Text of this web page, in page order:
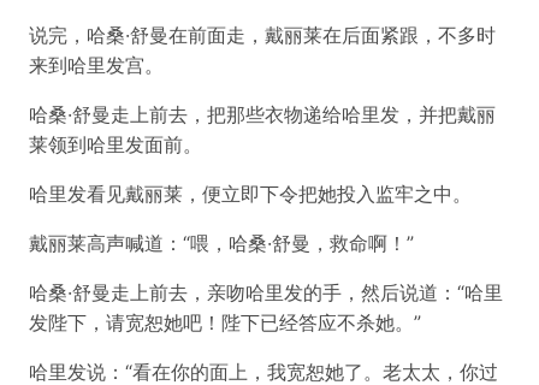
说完，哈桑·舒曼在前面走，戴丽莱在后面紧跟，不多时
来到哈里发宫。
哈桑·舒曼走上前去，把那些衣物递给哈里发，并把戴丽
莱领到哈里发面前。
哈里发看见戴丽莱，便立即下令把她投入监牢之中。
戴丽莱高声喊道：“喂，哈桑·舒曼，救命啊！”
哈桑·舒曼走上前去，亲吻哈里发的手，然后说道：“哈里
发陛下，请宽恕她吧！陛下已经答应不杀她。”
哈里发说：“看在你的面上，我宽恕她了。老太太，你过